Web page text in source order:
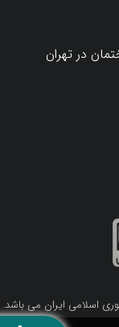
در تهران
اسلامی ایران می باشد.